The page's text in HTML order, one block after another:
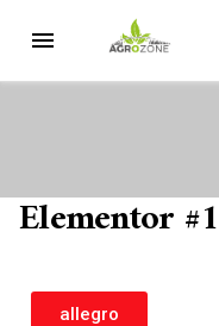
Elementor
allegro